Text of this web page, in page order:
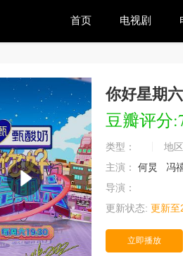
首页 电视剧
你好星期六
豆瓣评分
类型： 地区
主演：
何炅 冯
导演：
更新状态: 更新至
立即播放